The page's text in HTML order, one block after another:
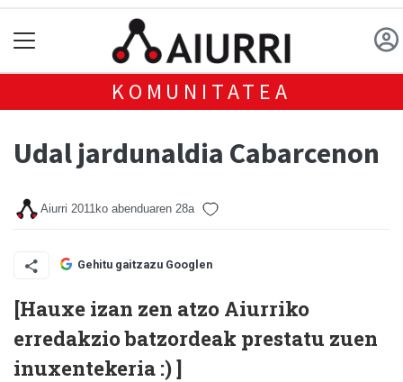
KOMUNITATEA
Udal jardunaldia Cabarcenon
Aiurri 2011ko abenduaren 28a
Gehitu gaitzazu Googlen
[Hauxe izan zen atzo Aiurriko
erredakzio batzordeak prestatu zuen
inuxentekeria :) ]